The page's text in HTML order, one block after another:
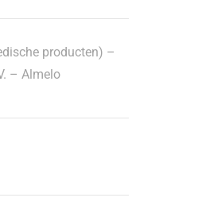
producten) –
– Almelo